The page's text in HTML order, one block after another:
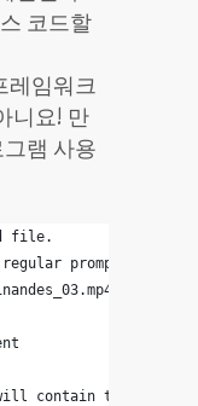
코드할
레임워크
니요! 만
램 사용
file.
prompt
will contain the